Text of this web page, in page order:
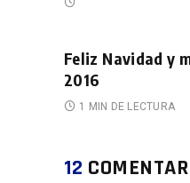
Feliz Navidad y
2016
1 MIN DE LECTURA
12